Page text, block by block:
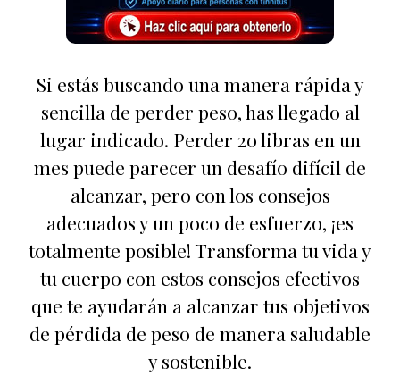
Si estás buscando una manera rápida y
sencilla de perder peso, has llegado al
lugar indicado. Perder 20 libras en un
mes puede parecer un desafío difícil de
alcanzar, pero con los consejos
adecuados y un poco de esfuerzo, ¡es
totalmente posible! Transforma tu vida y
tu cuerpo con estos consejos efectivos
que te ayudarán a alcanzar tus objetivos
de pérdida de peso de manera saludable
y sostenible.